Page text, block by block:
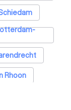
Rhoon